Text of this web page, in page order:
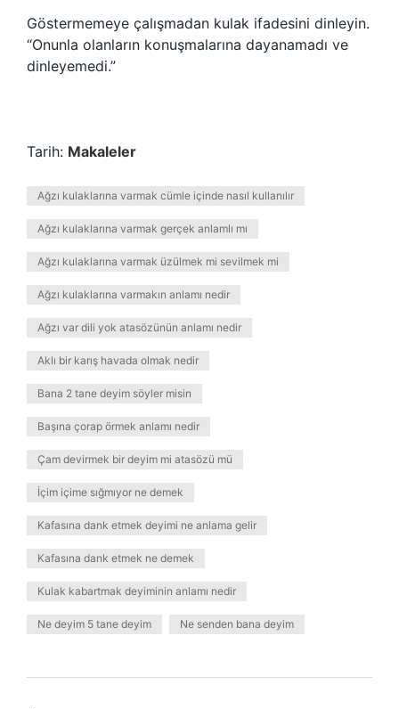
Göstermemeye çalışmadan kulak ifadesini dinleyin.
“Onunla olanların konuşmalarına dayanamadı ve
dinleyemedi.”
Tarih: Makaleler
Ağzı kulaklarına varmak cümle içinde nasıl kullanılır
Ağzı kulaklarına varmak gerçek anlamlı mı
Ağzı kulaklarına varmak üzülmek mi sevilmek mi
Ağzı kulaklarına varmakın anlamı nedir
Ağzı var dili yok atasözünün anlamı nedir
Aklı bir karış havada olmak nedir
Bana 2 tane deyim söyler misin
Başına çorap örmek anlamı nedir
Çam devirmek bir deyim mi atasözü mü
İçim içime sığmıyor ne demek
Kafasına dank etmek deyimi ne anlama gelir
Kafasına dank etmek ne demek
Kulak kabartmak deyiminin anlamı nedir
Ne deyim 5 tane deyim Ne senden bana deyim